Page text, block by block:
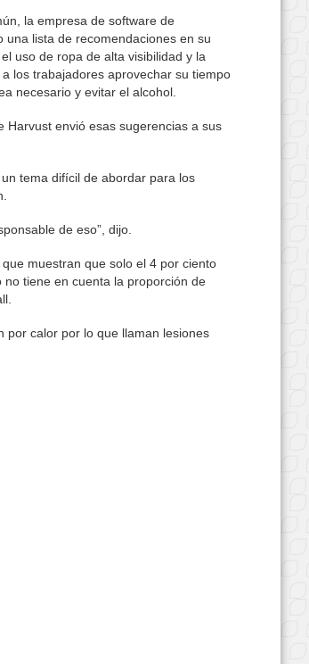
la empresa de software de
lista de recomendaciones en su
uso de ropa de alta visibilidad y la
los trabajadores aprovechar su tiempo
necesario y evitar el alcohol.
Harvust envió esas sugerencias a sus
tema difícil de abordar para los
de eso”, dijo.
muestran que solo el 4 por ciento
tiene en cuenta la proporción de
por calor por lo que llaman lesiones